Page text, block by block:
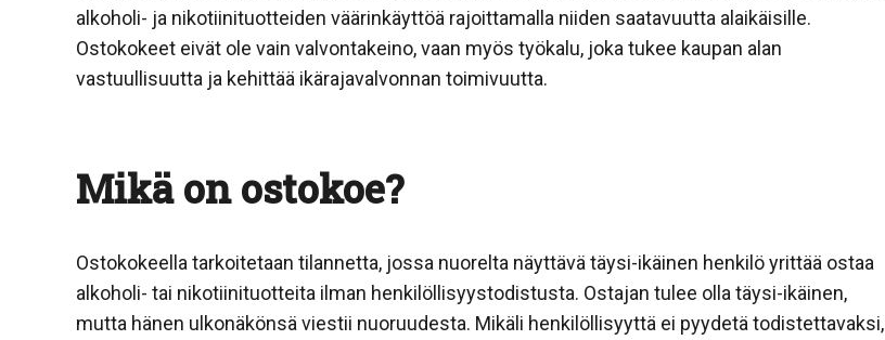
alkoholi- ja nikotiinituotteiden väärinkäyttöä rajoittamalla niiden saatavuutta alaikäisille.
Ostokokeet eivät ole vain valvontakeino, vaan myös työkalu, joka tukee kaupan alan
vastuullisuutta ja kehittää ikärajavalvonnan toimivuutta.
Mikä on ostokoe?
Ostokokeella tarkoitetaan tilannetta, jossa nuorelta näyttävä täysi-ikäinen henkilö yrittää ostaa
alkoholi- tai nikotiinituotteita ilman henkilöllisyystodistusta. Ostajan tulee olla täysi-ikäinen,
mutta hänen ulkonäkönsä viestii nuoruudesta. Mikäli henkilöllisyyttä ei pyydetä todistettavaksi,